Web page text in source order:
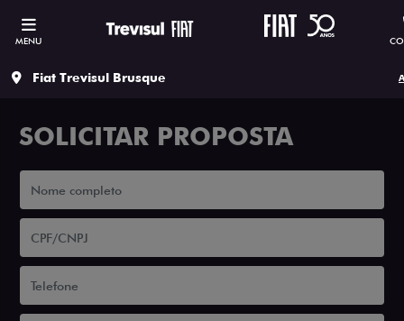
MENU
Fiat Trevisul Brusque
SOLICITAR PROPOSTA